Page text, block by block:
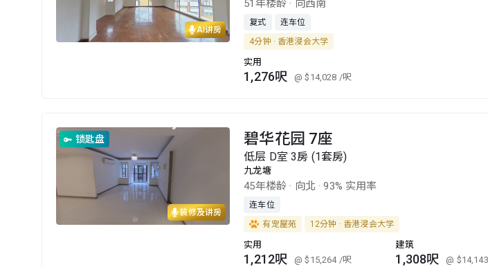
AI讲房
51年楼龄 · 向西南
复式 连车位
4分钟 · 香港浸会大学
实用
1,276呎 @ $14,028 /呎
装修及讲房
锁匙盘 碧华花园 7座
低层 D室 3房 (1套房)
九龙塘
45年楼龄 · 向北 · 93% 实用率
连车位
有宠屋苑 12分钟 · 香港浸会大学
实用
1,212呎 @ $15,264 /呎
建筑
1,308呎 @ $14,143